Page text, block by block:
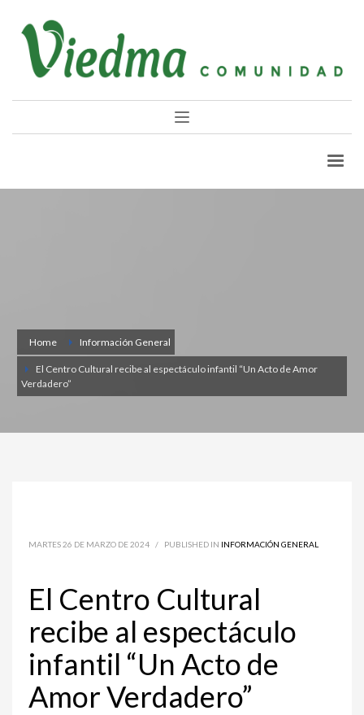
Home Información General
El Centro Cultural recibe al espectáculo infantil “Un Acto de Amor
Verdadero”
MARTES 26 DE MARZO DE 2024 / PUBLISHED IN INFORMACIÓN GENERAL
El Centro Cultural
recibe al espectáculo
infantil “Un Acto de
Amor Verdadero”